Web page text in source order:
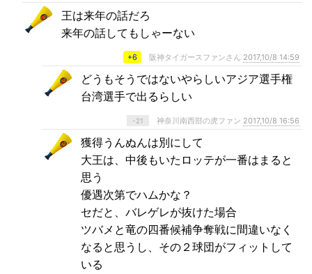
王は来年の話だろ
来年の話してもしゃーない
+6 阪神タイガースファンさん 2017,10/8 14:59
どうもそうではないやらしいアジア選手権
台湾選手で出るらしい
-21 神奈川南西部の虎ファン 2017,10/8 16:56
獲得うんぬんは別にして
大王は、中後もいたロッテが一番はまると
思う
優遇次第でハムかな？
セだと、バレゲレが抜けた場合
ツバメと竜の四番候補争奪戦に間違いなく
なると思うし、その２球団がフィットして
いる